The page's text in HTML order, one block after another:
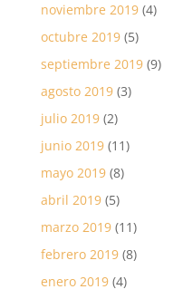
noviembre 2019(4)
octubre 2019(5)
septiembre 2019(9)
agosto 2019(3)
julio 2019(2)
junio 2019(11)
mayo 2019(8)
abril 2019(5)
marzo 2019(11)
febrero 2019(8)
enero 2019(4)